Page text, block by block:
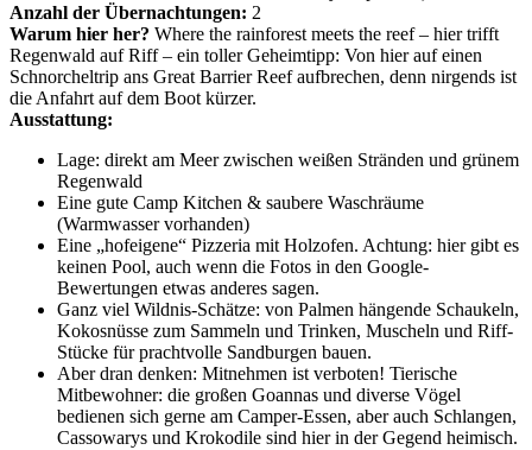
Anzahl der Übernachtungen: 2
Warum hier her? Where the rainforest meets the reef – hier trifft
Regenwald auf Riff – ein toller Geheimtipp: Von hier auf einen
Schnorcheltrip ans Great Barrier Reef aufbrechen, denn nirgends ist
die Anfahrt auf dem Boot kürzer.
Ausstattung:
Lage: direkt am Meer zwischen weißen Stränden und grünem
Regenwald
Eine gute Camp Kitchen & saubere Waschräume
(Warmwasser vorhanden)
Eine „hofeigene“ Pizzeria mit Holzofen. Achtung: hier gibt es
keinen Pool, auch wenn die Fotos in den Google-
Bewertungen etwas anderes sagen.
Ganz viel Wildnis-Schätze: von Palmen hängende Schaukeln,
Kokosnüsse zum Sammeln und Trinken, Muscheln und Riff-
Stücke für prachtvolle Sandburgen bauen.
Aber dran denken: Mitnehmen ist verboten! Tierische
Mitbewohner: die großen Goannas und diverse Vögel
bedienen sich gerne am Camper-Essen, aber auch Schlangen,
Cassowarys und Krokodile sind hier in der Gegend heimisch.